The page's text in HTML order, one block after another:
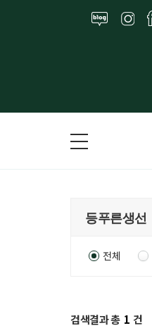
전체
검색결과 총 1 건